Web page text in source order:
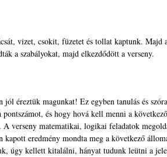
vizet, csokit, füzetet és tollat kaptunk.
a szabályokat, majd elkezdődött a verseny.
jól éreztük magunkat! Ez egyben tanulás és
és hogy hová kell menni a
A verseny matematikai, logikai feladatok
kapott eredmény mondta meg a következő
úgy kellett kitalálni, hányat tudunk leütni a